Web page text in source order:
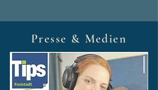
Presse & Medien